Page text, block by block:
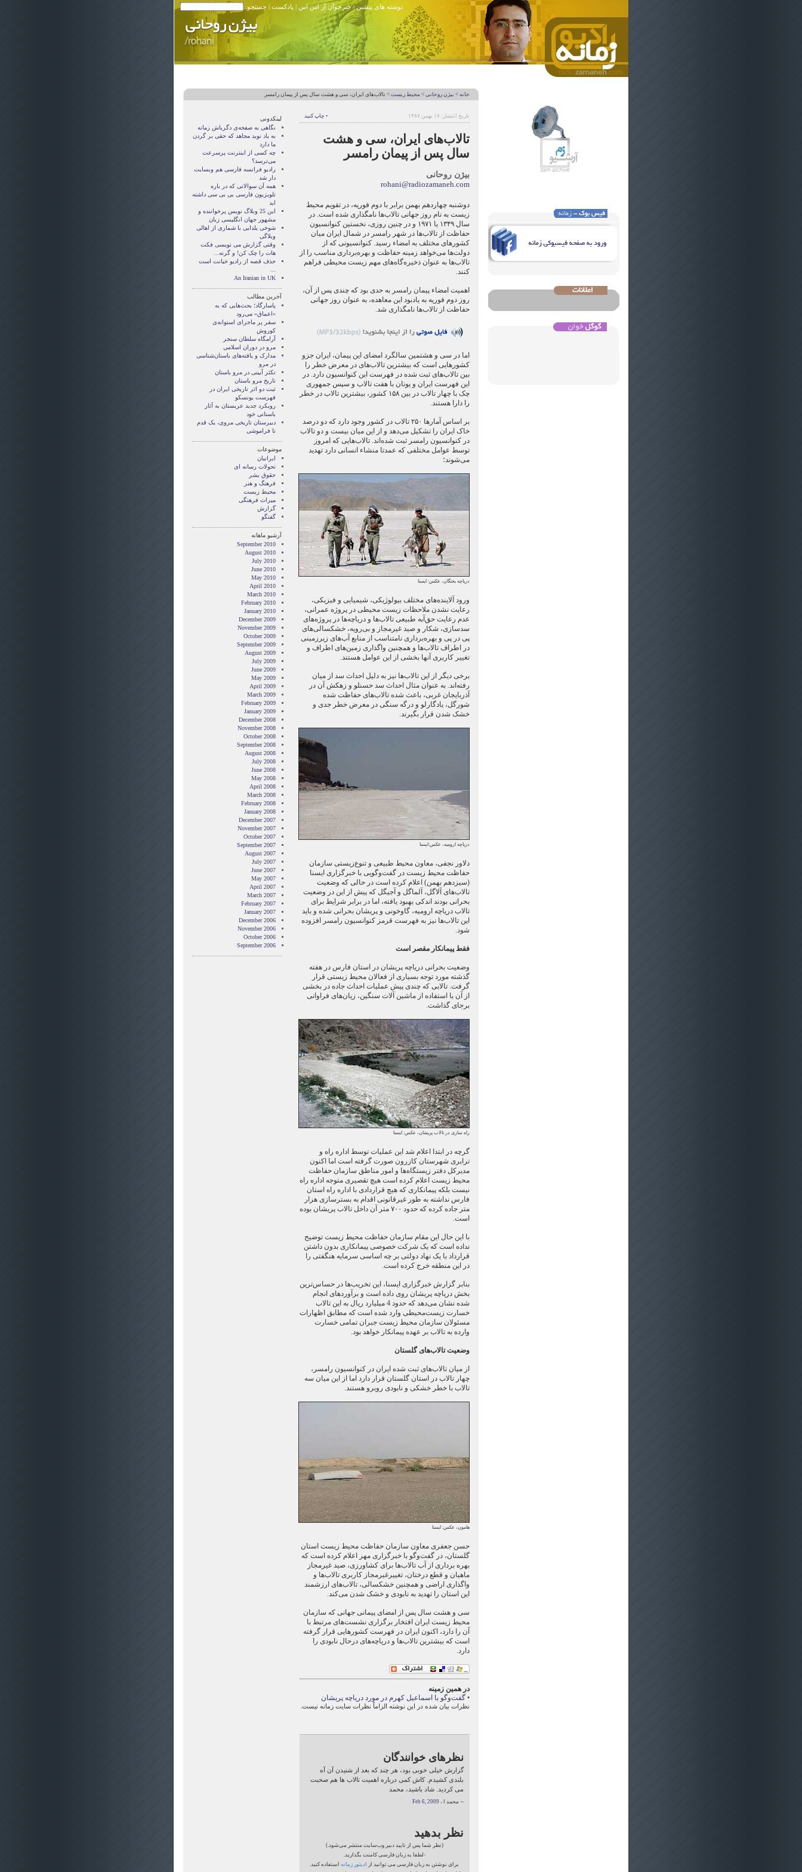
نوشته های پیشین|خبرخوان آر اس اس | پادکست | جستجو:
خانه > بیژن روحانی > محیط زیست > تالاب‌های ایران، سی و هشت سال پس از پیمان رامسر
تاریخ انتشار: ۱۷ بهمن ۱۳۸۷ • چاپ کنید
تالاب‌های ایران، سی و هشت
سال پس از پیمان رامسر
بیژن روحانی
rohani@radiozamaneh.com
دوشنبه چهاردهم بهمن برابر با دوم فوریه، در تقویم محیط
زیست به نام روز جهانی تالاب‌ها نامگذاری شده است. در
سال ۱۳۴۹ یا ۱۹۷۱ و در چنین روزی، نخستین کنوانسیون
حفاظت از تالاب‌ها در شهر رامسر در شمال ایران میان
کشورهای مختلف به امضاء رسید. کنوانسیونی که از
دولت‌ها می‌خواهد زمینه حفاظت و بهره‌برداری مناسب را از
تالاب‌ها به عنوان ذخیره‌گاه‌های مهم زیست محیطی فراهم
کنند.
اهمیت امضاء پیمان رامسر به حدی بود که چندی پس از آن،
روز دوم فوریه به یادبود این معاهده، به عنوان روز جهانی
حفاظت از تالاب‌ها نامگذاری شد.
اما در سی و هشتمین سالگرد امضای این پیمان، ایران جزو
کشورهایی است که بیشترین تالاب‌های در معرض خطر را
بین تالاب‌های ثبت شده در فهرست این کنوانسیون دارد. در
این فهرست ایران و یونان با هفت تالاب و سپس جمهوری
چک با چهار تالاب در بین ۱۵۸ کشور، بیشترین تالاب در خطر
را دارا هستند.
بر اساس آمارها ۲۵۰ تالاب در کشور وجود دارد که دو درصد
خاک ایران را تشکیل می‌دهد و از این میان بیست و دو تالاب
در کنوانسیون رامسر ثبت شده‌اند. تالاب‌هایی که امروز
توسط عوامل مختلفی که عمدتا منشاء انسانی دارد تهدید
می‌شوند؛
دریاچه بختگان، عکس: ایسنا
ورود آلاينده‌های مختلف بيولوژيكی، شيميايی و فيزيكی،
رعایت نشدن ملاحظات زيست محيطی در پروژه عمرانی،
عدم رعايت حق‌آبه طبيعی تالاب‌ها و دریاچه‌ها در پروژه‌های
سدسازی، شكار و صيد غيرمجاز و بی‌رويه، خشكسالی‌های
پی در پی و بهره‌برداری نامتناسب از منابع آب‌های زيرزمينی
در اطراف تالاب‌ها و همچنین واگذاری زمین‌های اطراف و
تغییر کاربری آنها بخشی از این عوامل هستند.
برخی دیگر از این تالاب‌ها نیز به دلیل احداث سد از میان
رفته‌اند. به عنوان مثال احداث سد حسنلو و زهکش آن در
آذربایجان غربی، باعث شده تالاب‌های حفاظت شده
شورگل، یادگارلو و درگه سنگی در معرض خطر جدی و
خشک شدن قرار بگیرند.
دریاچه ارومیه، عکس:ایسنا
دلاور نجفی، معاون محيط طبيعی و تنوع‌زيستی سازمان
حفاظت محيط زيست در گفت‌وگویی با خبرگزاری ایسنا
(سیزدهم بهمن) اعلام کرده است در حالی که وضعیت
تالاب‌های آلاگل، آلماگل و آجیگل که پیش از این در وضعیت
بحرانی بودند اندکی بهبود یافته، اما در برابر شرایط برای
تالاب درياچه اروميه، گاوخونی و پریشان بحرانی شده و بايد
اين تالاب‌ها نیز به فهرست قرمز كنوانسيون رامسر افزوده
شود.
فقط پیمانکار مقصر است
وضعیت بحرانی دریاچه پریشان در استان فارس در هفته
گذشته مورد توجه بسیاری از فعالان محیط زیستی قرار
گرفت. تالابی که چندی پیش عملیات احداث جاده در بخشی
از آن با استفاده از ماشین آلات سنگین، زیان‌های فراوانی
برجای گذاشت.
راه سازی در تالاب پریشان، عکس: ایسنا
گرچه در ابتدا اعلام شد این عملیات توسط اداره راه و
ترابری شهرستان کازرون صورت گرفته است اما اکنون
مدیركل دفتر زيستگاه‌ها و امور مناطق سازمان حفاظت
محيط زيست اعلام کرده است هیچ تقصیری متوجه اداره راه
نیست بلکه پيمانكاری كه هيچ قراردادی با اداره راه استان
فارس نداشته به طور غیرقانونی اقدام به بسترسازی هزار
متر جاده کرده كه حدود ۷۰۰ متر آن داخل تالاب پريشان بوده
است.
با این حال این مقام سازمان حفاظت محیط زیست توضیح
نداده است که یک شرکت خصوصی پیمانکاری بدون داشتن
قرارداد با یک نهاد دولتی بر چه اساسی سرمایه هنگفتی را
در این منطقه خرج کرده است.
بنابر گزارش خبرگزاری ایسنا، این تخریب‌ها در حساس‌ترین
بخش دریاچه پریشان روی داده است و برآوردهای انجام
شده نشان می‌دهد كه حدود 4 ميليارد ريال به اين تالاب
خسارت زيست‌محيطی وارد شده است كه مطابق اظهارات
مسئولان سازمان محیط زیست جبران تمامی خسارت
وارده به تالاب بر عهده پيمانكار خواهد بود.
وضعیت تالاب‌های گلستان
از میان تالاب‌های ثبت شده ایران در کنوانسیون رامسر،
چهار تالاب در استان گلستان قرار دارد اما از این میان سه
تالاب با خطر خشکی و نابودی روبرو هستند.
هامون، عکس: ایسنا
حسن جعفری معاون سازمان حفاظت محیط زیست استان
گلستان، در گفت‌وگو با خبرگزاری مهر اعلام کرده است که
بهره برداری از آب تالاب‌ها برای کشاورزی، صید غیرمجاز
ماهیان و قطع درختان، تغییرغیرمجاز کاربری تالاب‌ها و
واگذاری اراضی و همچنین خشکسالی، تالاب‌های ارزشمند
این استان را تهدید به نابودی و خشک شدن می‌کند.
سی و هشت سال پس از امضای پیمانی جهانی که سازمان
محیط زیست ایران افتخار برگزاری نشست‌های مرتبط با
آن را دارد، اکنون ایران در فهرست کشورهایی قرار گرفته
است که بیشترین تالاب‌ها و دریاچه‌های درحال نابودی را
دارد.
در همین زمینه
•گفت‌وگو با اسماعیل کهرم در مورد دریاچه پریشان
نظرات بیان شده در این نوشته الزاماً نظرات سایت زمانه نیست.
نظرهای خوانندگان
گزارش خیلی خوبی بود، هر چند که بعد از شنیدن آن آه
بلندی کشیدم. کاش کمی درباره اهمیت تالاب ها هم صحبت
می کردید. شاد باشید، محمد
-- محمد ا ، Feb 6, 2009
نظر بدهید
(نظر شما پس از تایید دبیر وب‌سایت منتشر می‌شود.)
-لطفا به زبان فارسی کامنت بگذارید.
برای نوشتن به زبان فارسی می توانید از
ادیتور زمانه استفاده کنید.
لینکدونی
نگاهی به صفحه‌ی دگرباش زمانه
به یاد نوید مجاهد که حقی بر گردن
ما دارد
چه کسی از اینترنت پرسرعت
می‌ترسد؟
رادیو فرانسه فارسی هم وبسایت
دار شد
همه آن سوالاتی که در باره
تلویزیون فارسی بی بی سی داشته
اید
این 25 وبلاگ نویس پرخواننده و
مشهور جهان انگلیسی زبان
شوخی یلدایی با شماری از اهالی
وبلاگی
وقتی گزارش می نویسی فکت
هات را چک کن! و گرنه...
حذف قصه از راديو خيانت است
An Iranian in UK
آخرین مطالب
پاسارگاد؛ بحث‌هایی که به
«اعماق» می‌رود
سفر پر ماجرای استوانه‌ی
کوروش
آرامگاه سلطان سنجر
مرو در دوران اسلامی
مدارک و یافته‌های باستان‌شناسی
در مرو
تکثر آیینی در مرو باستان
تاریخ مرو باستان
ثبت دو اثر تاریخی ایران در
فهرست یونسکو
رویکرد جدید عربستان به آثار
باستانی خود
دبیرستان تاریخی مروی، یک قدم
تا فراموشی
موضوعات
ايرانيان
تحولات رسانه ای
حقوق بشر
فرهنگ و هنر
محیط زیست
میراث فرهنگی
گزارش
گفتگو
آرشیو ماهانه
September 2010
August 2010
July 2010
June 2010
May 2010
April 2010
March 2010
February 2010
January 2010
December 2009
November 2009
October 2009
September 2009
August 2009
July 2009
June 2009
May 2009
April 2009
March 2009
February 2009
January 2009
December 2008
November 2008
October 2008
September 2008
August 2008
July 2008
June 2008
May 2008
April 2008
March 2008
February 2008
January 2008
December 2007
November 2007
October 2007
September 2007
August 2007
July 2007
June 2007
May 2007
April 2007
March 2007
February 2007
January 2007
December 2006
November 2006
October 2006
September 2006